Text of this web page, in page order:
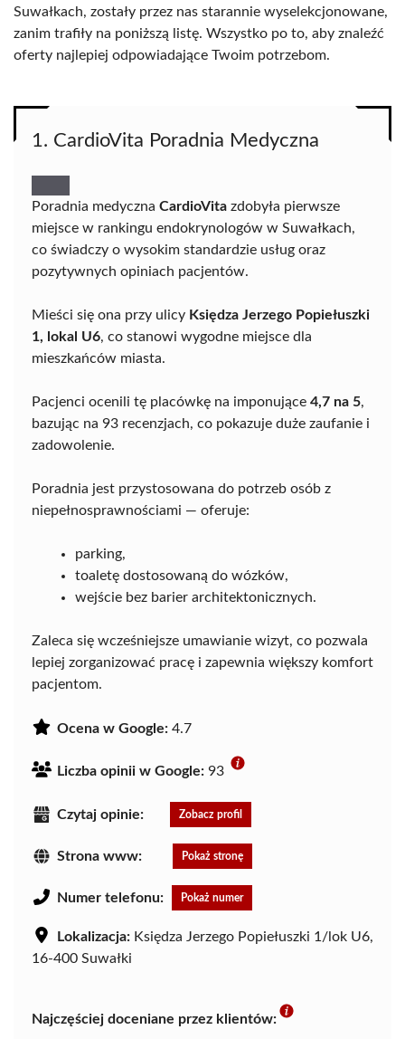
Suwałkach, zostały przez nas starannie wyselekcjonowane,
zanim trafiły na poniższą listę. Wszystko po to, aby znaleźć
oferty najlepiej odpowiadające Twoim potrzebom.
1. CardioVita Poradnia Medyczna
Poradnia medyczna CardioVita zdobyła pierwsze
miejsce w rankingu endokrynologów w Suwałkach,
co świadczy o wysokim standardzie usług oraz
pozytywnych opiniach pacjentów.
Mieści się ona przy ulicy Księdza Jerzego Popiełuszki
1, lokal U6, co stanowi wygodne miejsce dla
mieszkańców miasta.
Pacjenci ocenili tę placówkę na imponujące 4,7 na 5,
bazując na 93 recenzjach, co pokazuje duże zaufanie i
zadowolenie.
Poradnia jest przystosowana do potrzeb osób z
niepełnosprawnościami — oferuje:
parking,
toaletę dostosowaną do wózków,
wejście bez barier architektonicznych.
Zaleca się wcześniejsze umawianie wizyt, co pozwala
lepiej zorganizować pracę i zapewnia większy komfort
pacjentom.
Ocena w Google: 4.7
Liczba opinii w Google: 93
Czytaj opinie: Zobacz profil
Strona www: Pokaż stronę
Numer telefonu: Pokaż numer
Lokalizacja: Księdza Jerzego Popiełuszki 1/lok U6,
16-400 Suwałki
Najczęściej doceniane przez klientów: